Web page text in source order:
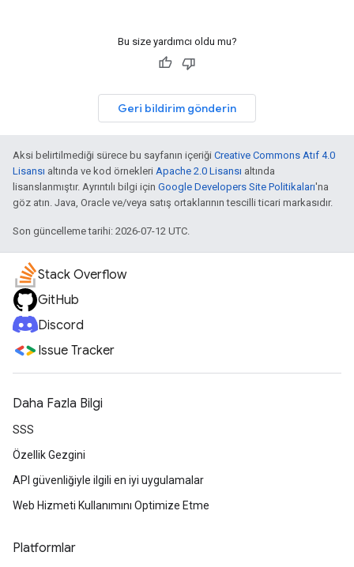
Bu size yardımcı oldu mu?
Geri bildirim gönderin
Aksi belirtilmediği sürece bu sayfanın içeriği Creative Commons Atıf 4.0
Lisansı altında ve kod örnekleri Apache 2.0 Lisansı altında
lisanslanmıştır. Ayrıntılı bilgi için Google Developers Site Politikaları'na
göz atın. Java, Oracle ve/veya satış ortaklarının tescilli ticari markasıdır.
Son güncelleme tarihi: 2026-07-12 UTC.
Stack Overflow
GitHub
Discord
Issue Tracker
Daha Fazla Bilgi
SSS
Özellik Gezgini
API güvenliğiyle ilgili en iyi uygulamalar
Web Hizmeti Kullanımını Optimize Etme
Platformlar